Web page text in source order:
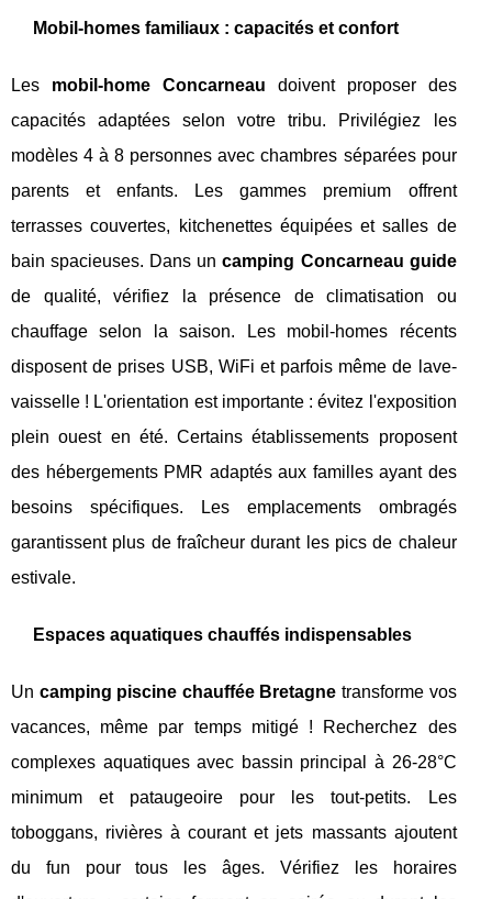
Mobil-homes familiaux : capacités et confort
Les mobil-home Concarneau doivent proposer des
capacités adaptées selon votre tribu. Privilégiez les
modèles 4 à 8 personnes avec chambres séparées pour
parents et enfants. Les gammes premium offrent
terrasses couvertes, kitchenettes équipées et salles de
bain spacieuses. Dans uncamping Concarneau guide
de qualité, vérifiez la présence de climatisation ou
chauffage selon la saison. Les mobil-homes récents
disposent de prises USB, WiFi et parfois même de lave-
vaisselle ! L'orientation est importante : évitez l'exposition
plein ouest en été. Certains établissements proposent
des hébergements PMR adaptés aux familles ayant des
besoins spécifiques. Les emplacements ombragés
garantissent plus de fraîcheur durant les pics de chaleur
estivale.
Espaces aquatiques chauffés indispensables
Un camping piscine chauffée Bretagne transforme vos
vacances, même par temps mitigé ! Recherchez des
complexes aquatiques avec bassin principal à 26-28°C
minimum et pataugeoire pour les tout-petits. Les
toboggans, rivières à courant et jets massants ajoutent
du fun pour tous les âges. Vérifiez les horaires